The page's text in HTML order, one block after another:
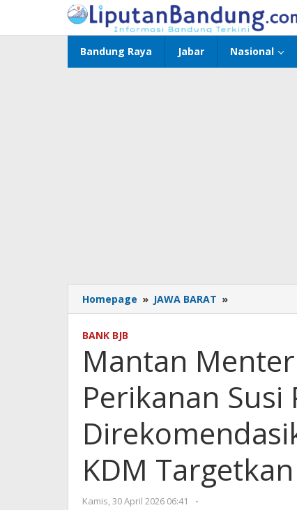
konten
Bandung Raya Jabar Nasional
Homepage » JAWA BARAT »
Menteri
Perikanan
Susi
Pudjiastuti
RUPST
bjb
2025,
KDM
BANK BJB
Mantan
Perikanan Susi
KDM
Kamis, 30 April 2026 06:41
oleh
-